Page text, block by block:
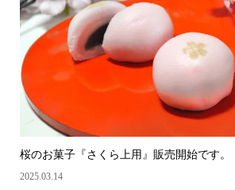
桜のお菓子『さくら上用』販売開始です。
2025.03.14